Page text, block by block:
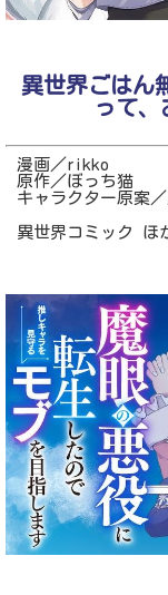
異世界ごはん
って、
漫画／rikko
原作／ぼっち猫
キャラクター原案
異世界コミック ほ